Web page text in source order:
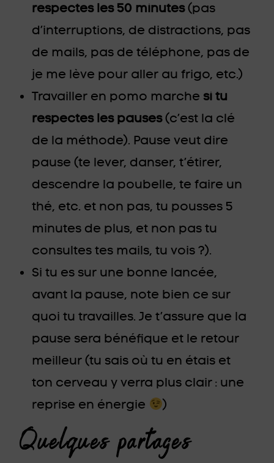
respectes les 50 minutes(pas
d’interruptions, de distractions, pas
de mails, pas de téléphone, pas de
je me lève pour aller au frigo, etc.)
Travailler en pomo marche si tu
respectes les pauses(c’est la clé
de la méthode). Pause veut dire
pause (te lever, danser, t’étirer,
descendre la poubelle, te faire un
thé, etc. et non pas, tu pousses 5
minutes de plus, et non pas tu
consultes tes mails, tu vois ?).
Si tu es sur une bonne lancée,
avant la pause, note bien ce sur
quoi tu travailles. Je t’assure que la
pause sera bénéfique et le retour
meilleur (tu sais où tu en étais et
ton cerveau y verra plus clair : une
reprise en énergie
)
Quelques partages